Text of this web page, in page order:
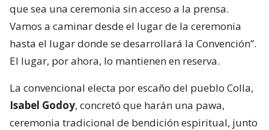
que sea una ceremonia sin acceso a la prensa.
Vamos a caminar desde el lugar de la ceremonia
hasta el lugar donde se desarrollará la Convención”.
El lugar, por ahora, lo mantienen en reserva.
La convencional electa por escaño del pueblo Colla,
Isabel Godoy, concretó que harán una pawa,
ceremonia tradicional de bendición espiritual, junto